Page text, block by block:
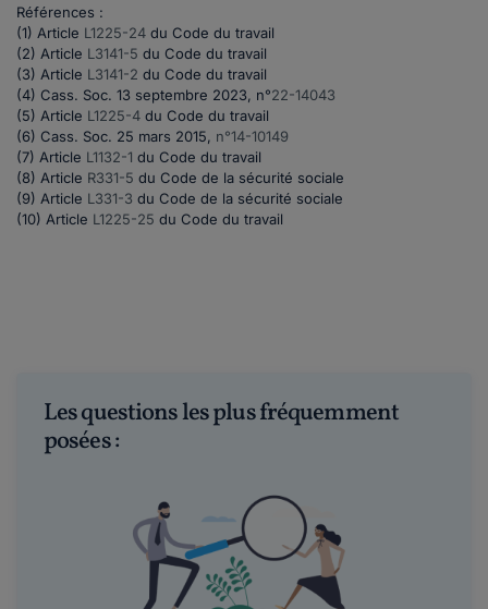
Références :
(1) Article L1225-24 du Code du travail
(2) Article L3141-5 du Code du travail
(3) Article L3141-2 du Code du travail
(4) Cass. Soc. 13 septembre 2023, n°22-14043
(5) Article L1225-4 du Code du travail
(6) Cass. Soc. 25 mars 2015, n°14-10149
(7) Article L1132-1 du Code du travail
(8) Article R331-5 du Code de la sécurité sociale
(9) Article L331-3 du Code de la sécurité sociale
(10) Article L1225-25 du Code du travail
Les questions les plus fréquemment
posées :